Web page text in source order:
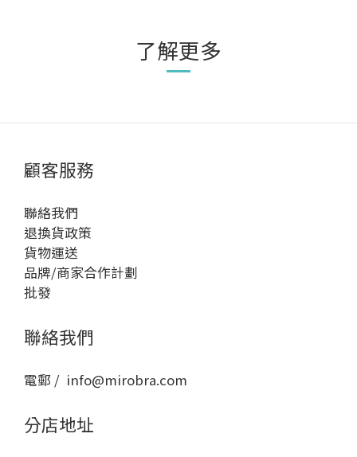
了解更多
顧客服務
聯絡我們
退換貨政策
貨物運送
品牌/商家合作計劃
批發
聯絡我們
電郵 / info@mirobra.com
分店地址